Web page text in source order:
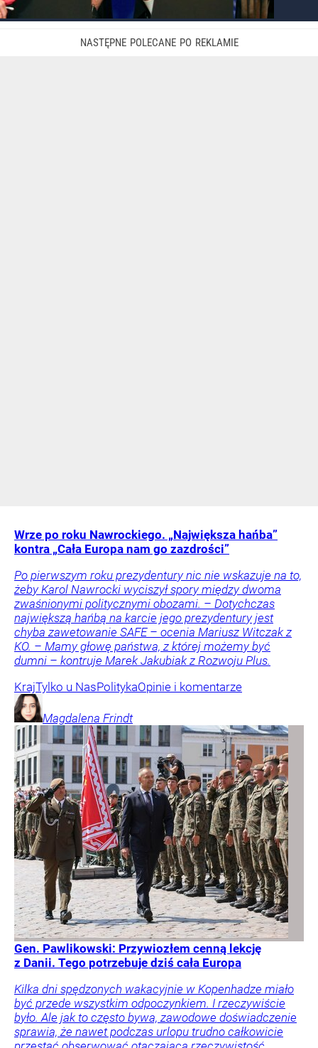
Wrze po roku Nawrockiego. „Największa hańba”
kontra „Cała Europa nam go zazdrości”
Po pierwszym roku prezydentury nic nie wskazuje na to,
żeby Karol Nawrocki wyciszył spory między dwoma
zwaśnionymi politycznymi obozami. – Dotychczas
największą hańbą na karcie jego prezydentury jest
chyba zawetowanie SAFE – ocenia Mariusz Witczak z
KO. – Mamy głowę państwa, z której możemy być
dumni – kontruje Marek Jakubiak z Rozwoju Plus.
KrajTylko u NasPolitykaOpinie i komentarze
Magdalena Frindt
Gen. Pawlikowski: Przywiozłem cenną lekcję
z Danii. Tego potrzebuje dziś cała Europa
Kilka dni spędzonych wakacyjnie w Kopenhadze miało
być przede wszystkim odpoczynkiem. I rzeczywiście
było. Ale jak to często bywa, zawodowe doświadczenie
sprawia, że nawet podczas urlopu trudno całkowicie